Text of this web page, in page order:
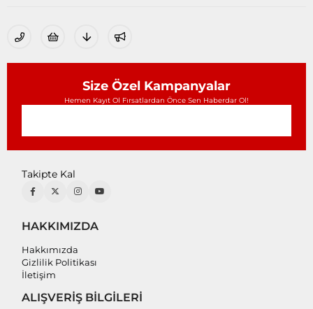
Size Özel Kampanyalar
Hemen Kayıt Ol Fırsatlardan Önce Sen Haberdar Ol!
Takipte Kal
HAKKIMIZDA
Hakkımızda
Gizlilik Politikası
İletişim
ALIŞVERİŞ BİLGİLERİ